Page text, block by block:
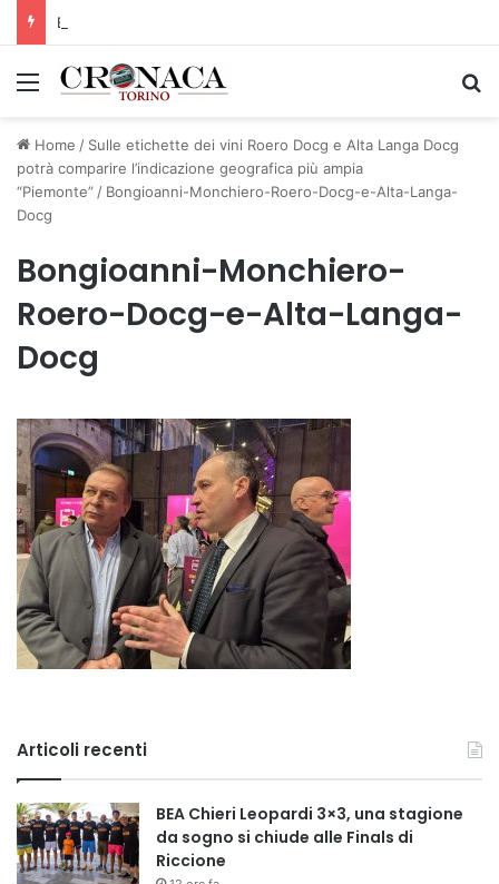
BEA Chieri: capitan Drame ancora in Arancione!
Menu
Home / Sulle etichette dei vini Roero Docg e Alta Langa Docg
potrà comparire l’indicazione geografica più ampia
“Piemonte”/ Bongioanni-Monchiero-Roero-Docg-e-Alta-Langa-
Docg
Bongioanni-Monchiero-
Roero-Docg-e-Alta-Langa-
Docg
Articoli recenti
BEA Chieri Leopardi 3×3, una stagione
da sogno si chiude alle Finals di
Riccione